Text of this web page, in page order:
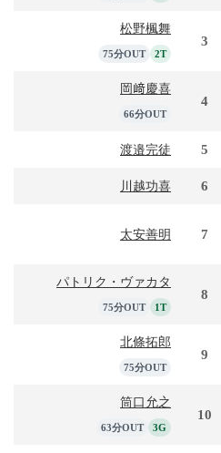
松野楓舞
75分OUT 2T
3
岡﨑慶喜
66分OUT
4
渡邉完徒 5
川越功喜 6
太安善明 7
パトリク・ヴァカタ
75分OUT 1T
8
北條拓郎
75分OUT
9
筒口允之
63分OUT 3G
10